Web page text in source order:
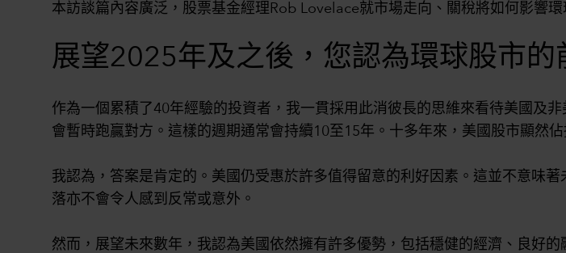
本訪談篇內容廣泛，股票基金經理Rob Lovelace就市場走向、關稅將如何影響
展望2025年及之後，您認為環球股市的
作為一個累積了40年經驗的投資者，我一貫採用此消彼長的思維來看待美國及
會暫時跑贏對方。這樣的週期通常會持續10至15年。十多年來，美國股市顯然
我認為，答案是肯定的。美國仍受惠於許多值得留意的利好因素。這並不意味
落亦不會令人感到反常或意外。
然而，展望未來數年，我認為美國依然擁有許多優勢，包括穩健的經濟、良好